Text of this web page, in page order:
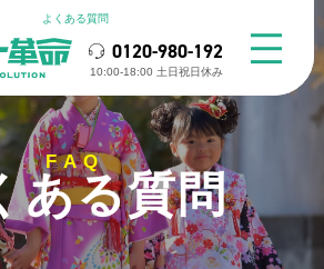
よくある質問
0120-980-192
10:00-18:00 ⼟⽇祝⽇休み
FAQ
ある質問